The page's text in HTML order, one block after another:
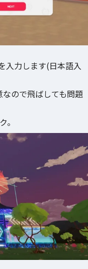
入力します(日本語入
ので飛ばしても問題
。